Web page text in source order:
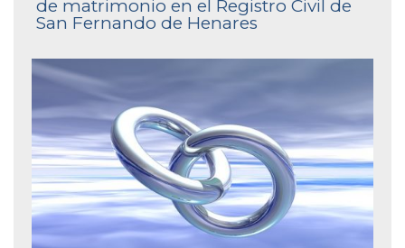
de matrimonio en el Registro Civil de
San Fernando de Henares